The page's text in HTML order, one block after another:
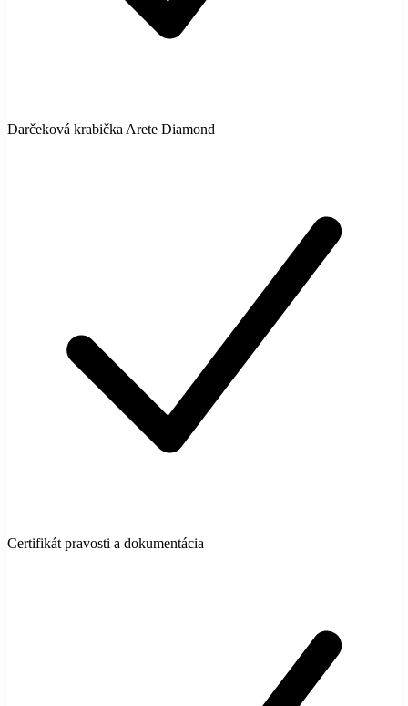
Darčeková krabička Arete Diamond
Certifikát pravosti a dokumentácia